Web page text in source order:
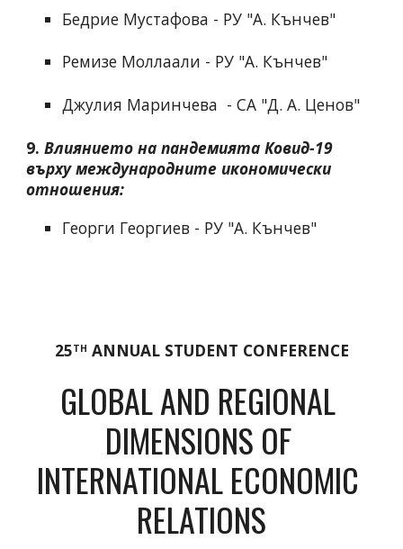
Бедрие Мустафова - РУ "А. Кънчев"
Ремизе Моллаали - РУ "А. Кънчев"
Джулия Маринчева  - СА "Д. А. Ценов"
9. Влиянието на пандемията Ковид-19
върху международните икономически
отношения:
Георги Георгиев - РУ "А. Кънчев"
25TH ANNUAL STUDENT CONFERENCE
GLOBAL AND REGIONAL
DIMENSIONS OF
INTERNATIONAL ECONOMIC
RELATIONS